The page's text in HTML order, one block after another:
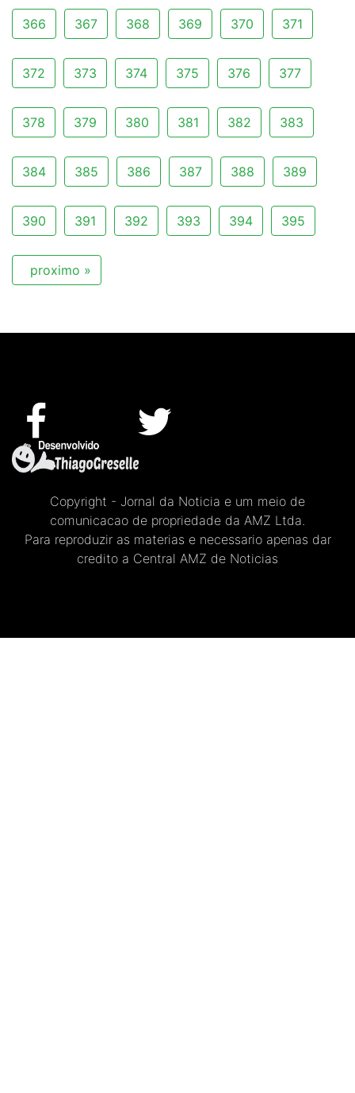
366 367 368 369 370 371
372 373 374 375 376 377
378 379 380 381 382 383
384 385 386 387 388 389
390 391 392 393 394 395
proximo »
Copyright - Jornal da Noticia e um meio de
comunicacao de propriedade da AMZ Ltda.
Para reproduzir as materias e necessario apenas dar
credito a Central AMZ de Noticias